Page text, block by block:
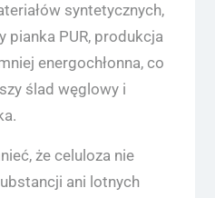
syntetycznych,
pianka PUR, produkcja
energochłonna, co
ślad węglowy i
że celuloza nie
ani lotnych